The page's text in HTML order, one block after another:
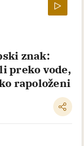
znak:
preko vode,
rapoloženi